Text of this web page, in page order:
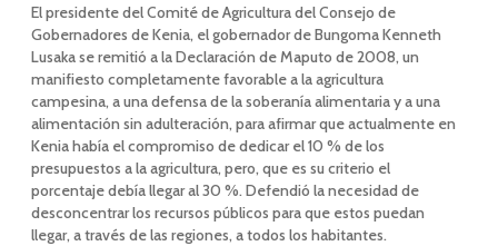
El presidente del Comité de Agricultura del Consejo de
Gobernadores de Kenia, el gobernador de Bungoma Kenneth
Lusaka se remitió a la Declaración de Maputo de 2008, un
manifiesto completamente favorable a la agricultura
campesina, a una defensa de la soberanía alimentaria y a una
alimentación sin adulteración, para afirmar que actualmente en
Kenia había el compromiso de dedicar el 10 % de los
presupuestos a la agricultura, pero, que es su criterio el
porcentaje debía llegar al 30 %. Defendió la necesidad de
desconcentrar los recursos públicos para que estos puedan
llegar, a través de las regiones, a todos los habitantes.